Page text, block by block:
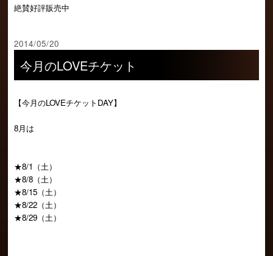
絶賛好評販売中
2014/05/20
今月のLOVEチケット
【今月のLOVEチケットDAY】
8月は
★8/1（土）
★8/8（土）
★8/15（土）
★8/22（土）
★8/29（土）